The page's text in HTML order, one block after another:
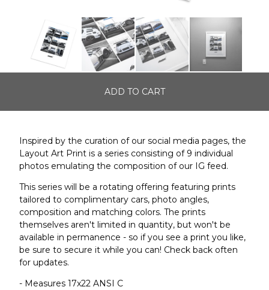
ADD TO CART
Inspired by the curation of our social media pages, the
Layout Art Print is a series consisting of 9 individual
photos emulating the composition of our IG feed.
This series will be a rotating offering featuring prints
tailored to complimentary cars, photo angles,
composition and matching colors. The prints
themselves aren't limited in quantity, but won't be
available in permanence - so if you see a print you like,
be sure to secure it while you can! Check back often
for updates.
- Measures 17x22 ANSI C